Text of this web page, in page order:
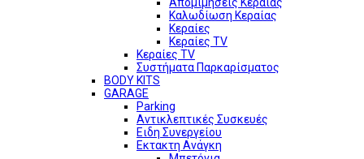
Καλωδίωση Κεραίας
Κεραίες
Κεραίες TV
Κεραίες TV
Συστήματα Παρκαρίσματος
BODY KITS
GARAGE
Parking
Αντικλεπτικές Συσκευές
Ειδη Συνεργείου
Εκτακτη Ανάγκη